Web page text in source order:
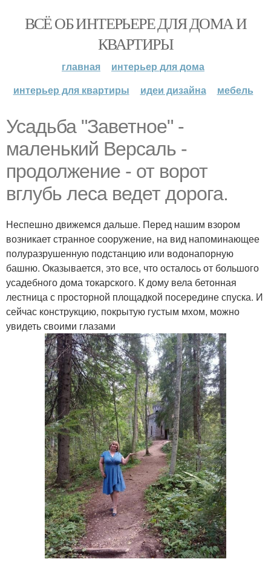
ВСЁ ОБ ИНТЕРЬЕРЕ ДЛЯ ДОМА И
КВАРТИРЫ
главная
интерьер для дома
интерьер для квартиры
идеи дизайна мебель
Усадьба "Заветное" -
маленький Версаль -
продолжение - от ворот
вглубь леса ведет дорога.
Неспешно движемся дальше. Перед нашим взором
возникает странное сооружение, на вид напоминающее
полуразрушенную подстанцию или водонапорную
башню. Оказывается, это все, что осталось от большого
усадебного дома токарского. К дому вела бетонная
лестница с просторной площадкой посередине спуска. И
сейчас конструкцию, покрытую густым мхом, можно
увидеть своими глазами